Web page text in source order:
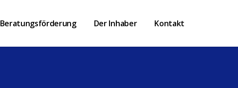
Beratungsförderung Der Inhaber Kontakt